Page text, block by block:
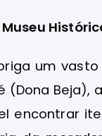
um
(Dona
encontrar